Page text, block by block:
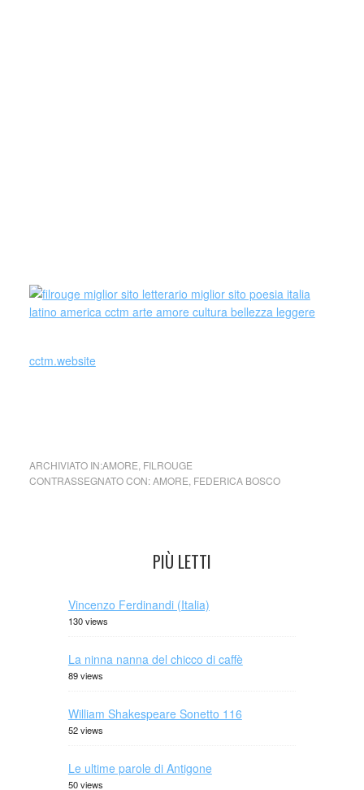
cctm.website
ARCHIVIATO IN:AMORE FILROUGE
CONTRASSEGNATO CON:AMORE FEDERICA BOSCO
PIÙ LETTI
Vincenzo Ferdinandi (Italia)
130 views
La ninna nanna del chicco di caffè
89 views
William Shakespeare Sonetto 116
52 views
Le ultime parole di Antigone
50 views